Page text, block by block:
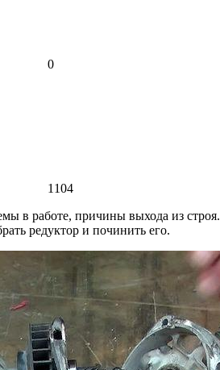
0
1104
в работе, причины выхода из
редуктор и починить его.